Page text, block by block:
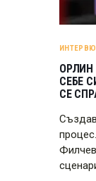
СЕБЕ
СЕ